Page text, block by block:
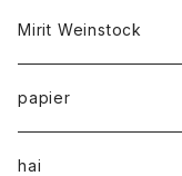
Mirit Weinstock
papier
hai